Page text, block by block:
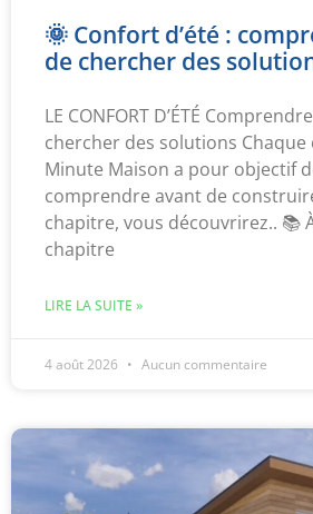
🌞 Confort d’été :
de chercher des
LE CONFORT D’ÉTÉ
chercher des solutions Chaque
Minute Maison a pour objectif
comprendre avant de
chapitre, vous découvrirez.. 📚
chapitre
LIRE LA SUITE »
4 août 2026 Aucun commentaire